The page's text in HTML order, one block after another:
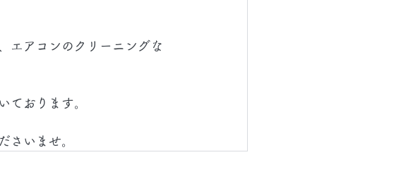
エアコンのクリーニングな
ております。
さいませ。